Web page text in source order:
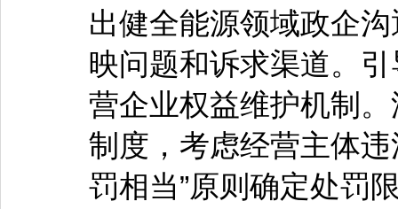
出健全能源领域政企
映问题和诉求渠道。
营企业权益维护机制
制度，考虑经营主体
罚相当”原则确定处罚